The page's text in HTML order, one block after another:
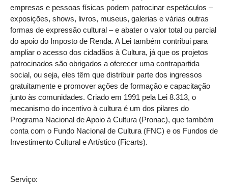
empresas e pessoas físicas podem patrocinar espetáculos –
exposições, shows, livros, museus, galerias e várias outras
formas de expressão cultural – e abater o valor total ou parcial
do apoio do Imposto de Renda. A Lei também contribui para
ampliar o acesso dos cidadãos à Cultura, já que os projetos
patrocinados são obrigados a oferecer uma contrapartida
social, ou seja, eles têm que distribuir parte dos ingressos
gratuitamente e promover ações de formação e capacitação
junto às comunidades. Criado em 1991 pela Lei 8.313, o
mecanismo do incentivo à cultura é um dos pilares do
Programa Nacional de Apoio à Cultura (Pronac), que também
conta com o Fundo Nacional de Cultura (FNC) e os Fundos de
Investimento Cultural e Artístico (Ficarts).
Serviço: